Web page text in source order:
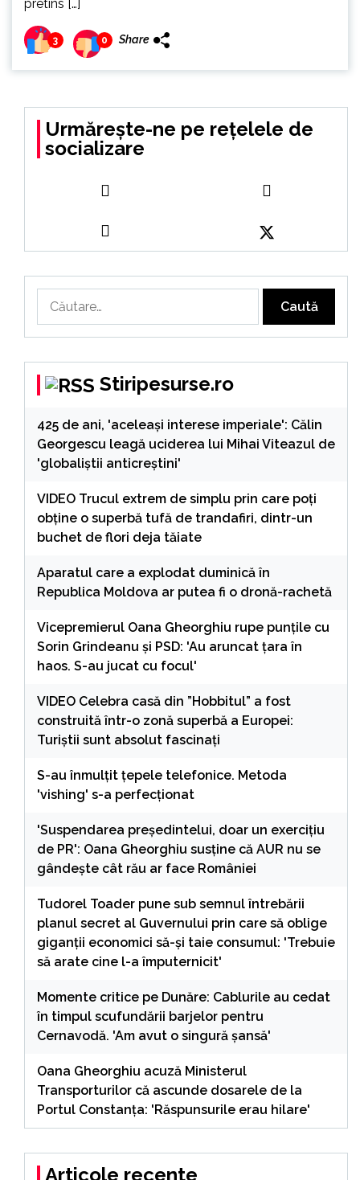
pretins […]
3 0 Share
Urmărește-ne pe rețelele de
socializare
Stiripesurse.ro
425 de ani, 'aceleași interese imperiale': Călin
Georgescu leagă uciderea lui Mihai Viteazul de
'globaliștii anticreștini'
VIDEO Trucul extrem de simplu prin care poți
obține o superbă tufă de trandafiri, dintr-un
buchet de flori deja tăiate
Aparatul care a explodat duminică în
Republica Moldova ar putea fi o dronă-rachetă
Vicepremierul Oana Gheorghiu rupe punțile cu
Sorin Grindeanu și PSD: 'Au aruncat țara în
haos. S-au jucat cu focul'
VIDEO Celebra casă din ”Hobbitul” a fost
construită într-o zonă superbă a Europei:
Turiștii sunt absolut fascinați
S-au înmulțit țepele telefonice. Metoda
'vishing' s-a perfecționat
'Suspendarea președintelui, doar un exercițiu
de PR': Oana Gheorghiu susține că AUR nu se
gândește cât rău ar face României
Tudorel Toader pune sub semnul întrebării
planul secret al Guvernului prin care să oblige
giganții economici să-și taie consumul: 'Trebuie
să arate cine l-a împuternicit'
Momente critice pe Dunăre: Cablurile au cedat
în timpul scufundării barjelor pentru
Cernavodă. 'Am avut o singură șansă'
Oana Gheorghiu acuză Ministerul
Transporturilor că ascunde dosarele de la
Portul Constanța: 'Răspunsurile erau hilare'
Articole recente